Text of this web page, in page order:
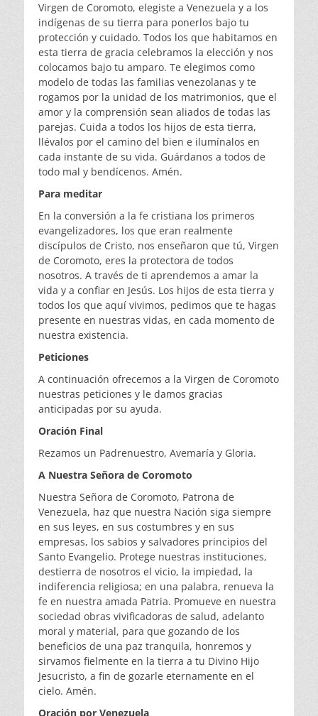
Virgen de Coromoto, elegiste a Venezuela y a los
indígenas de su tierra para ponerlos bajo tu
protección y cuidado. Todos los que habitamos en
esta tierra de gracia celebramos la elección y nos
colocamos bajo tu amparo. Te elegimos como
modelo de todas las familias venezolanas y te
rogamos por la unidad de los matrimonios, que el
amor y la comprensión sean aliados de todas las
parejas. Cuida a todos los hijos de esta tierra,
llévalos por el camino del bien e ilumínalos en
cada instante de su vida. Guárdanos a todos de
todo mal y bendícenos. Amén.
Para meditar
En la conversión a la fe cristiana los primeros
evangelizadores, los que eran realmente
discípulos de Cristo, nos enseñaron que tú, Virgen
de Coromoto, eres la protectora de todos
nosotros. A través de ti aprendemos a amar la
vida y a confiar en Jesús. Los hijos de esta tierra y
todos los que aquí vivimos, pedimos que te hagas
presente en nuestras vidas, en cada momento de
nuestra existencia.
Peticiones
A continuación ofrecemos a la Virgen de Coromoto
nuestras peticiones y le damos gracias
anticipadas por su ayuda.
Oración Final
Rezamos un Padrenuestro, Avemaría y Gloria.
A Nuestra Señora de Coromoto
Nuestra Señora de Coromoto, Patrona de
Venezuela, haz que nuestra Nación siga siempre
en sus leyes, en sus costumbres y en sus
empresas, los sabios y salvadores principios del
Santo Evangelio. Protege nuestras instituciones,
destierra de nosotros el vicio, la impiedad, la
indiferencia religiosa; en una palabra, renueva la
fe en nuestra amada Patria. Promueve en nuestra
sociedad obras vivificadoras de salud, adelanto
moral y material, para que gozando de los
beneficios de una paz tranquila, honremos y
sirvamos fielmente en la tierra a tu Divino Hijo
Jesucristo, a fin de gozarle eternamente en el
cielo. Amén.
Oración por Venezuela